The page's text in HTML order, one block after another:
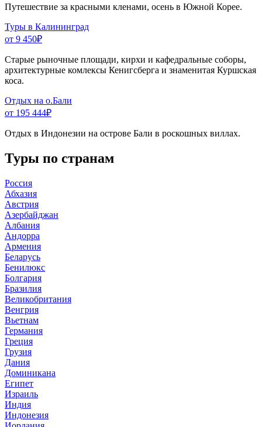
Путешествие за красными кленами, осень в Южной Корее.
Туры в Калининград
от 9 450₽
Старые рыночные площади, кирхи и кафедральные соборы,
архитектурные комлексы Кенигсберга и знаменитая Куршская
коса.
Отдых на о.Бали
от 195 444₽
Отдых в Индонезии на острове Бали в роскошных виллах.
Туры по странам
Россия
Абхазия
Австрия
Азербайджан
Албания
Андорра
Армения
Беларусь
Бенилюкс
Болгария
Бразилия
Великобритания
Венгрия
Вьетнам
Германия
Греция
Грузия
Дания
Доминикана
Египет
Израиль
Индия
Индонезия